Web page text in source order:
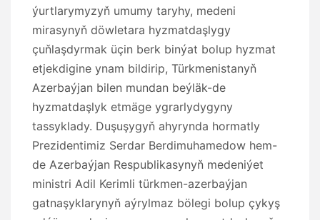
ýurtlarymyzyň umumy taryhy, medeni
mirasynyň döwletara hyzmatdaşlygy
çuňlaşdyrmak üçin berk binýat bolup hyzmat
etjekdigine ynam bildirip, Türkmenistanyň
Azerbaýjan bilen mundan beýläk-de
hyzmatdaşlyk etmäge ygrarlydygyny
tassyklady. Duşuşygyň ahyrynda hormatly
Prezidentimiz Serdar Berdimuhamedow hem-
de Azerbaýjan Respublikasynyň medeniýet
ministri Adil Kerimli türkmen-azerbaýjan
gatnaşyklarynyň aýrylmaz bölegi bolup çykyş